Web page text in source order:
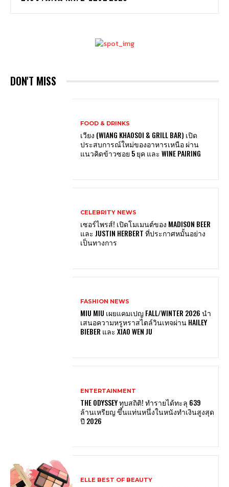
DON'T MISS
FOOD & DRINKS
เวียง (WIANG KHAOSOI & GRILL BAR) เปิด
ประสบการณ์ใหม่ของอาหารเหนือ ผ่าน
แนวคิดข้าวซอย 5 ยุค และ WINE PAIRING
CELEBRITY NEWS
เซอร์ไพรส์! เปิดโมเมนต์ของ MADISON BEER
และ JUSTIN HERBERT ที่ประกาศหมั้นอย่าง
เป็นทางการ
FASHION NEWS
MIU MIU เผยแคมเปญ FALL/WINTER 2026 นำ
เสนอความหรูหราสไตล์วินเทจผ่าน HAILEY
BIEBER และ XIAO WEN JU
ENTERTAINMENT
THE ODYSSEY ทุบสถิติ! ทำรายได้ทะลุ 639
ล้านเหรียญ ขึ้นแท่นหนึ่งในหนังทำเงินสูงสุด
ปี 2026
ELLE BEST OF BEAUTY